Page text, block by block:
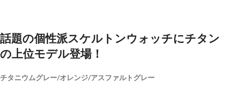
話題の個性派スケルトンウォッチにチタン
の上位モデル登場！
チタニウムグレー/オレンジ/アスファルトグレー